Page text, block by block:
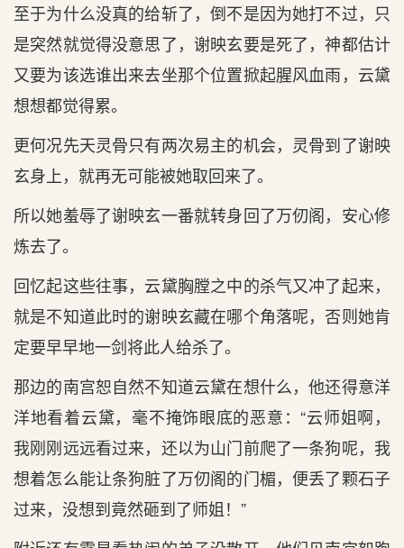
至于为什么没真的给斩了，倒不是因为她打不过，只
是突然就觉得没意思了，谢映玄要是死了，神都估计
又要为该选谁出来去坐那个位置掀起腥风血雨，云黛
想想都觉得累。
更何况先天灵骨只有两次易主的机会，灵骨到了谢映
玄身上，就再无可能被她取回来了。
所以她羞辱了谢映玄一番就转身回了万仞阁，安心修
炼去了。
回忆起这些往事，云黛胸膛之中的杀气又冲了起来，
就是不知道此时的谢映玄藏在哪个角落呢，否则她肯
定要早早地一剑将此人给杀了。
那边的南宫恕自然不知道云黛在想什么，他还得意洋
洋地看着云黛，毫不掩饰眼底的恶意：“云师姐啊，
我刚刚远远看过来，还以为山门前爬了一条狗呢，我
想着怎么能让条狗脏了万仞阁的门楣，便丢了颗石子
过来，没想到竟然砸到了师姐！”